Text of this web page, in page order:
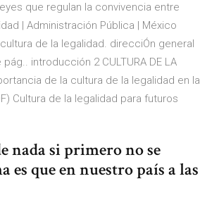
que regulan la convivencia entre
| Administración Pública | México
de la legalidad. direcciÓn general
introducción 2 CULTURA DE LA
de la cultura de la legalidad en la
Cultura de la legalidad para futuros
nada si primero no se
que en nuestro país a las